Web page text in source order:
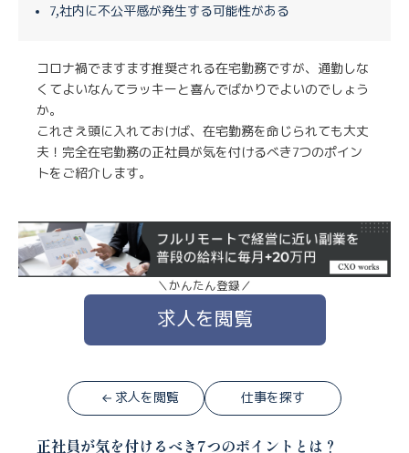
7,社内に不公平感が発生する可能性がある
コロナ禍でますます推奨される在宅勤務ですが、通勤しな
くてよいなんてラッキーと喜んでばかりでよいのでしょう
か。
これさえ頭に入れておけば、在宅勤務を命じられても大丈
夫！完全在宅勤務の正社員が気を付けるべき7つのポイン
トをご紹介します。
＼かんたん登録／
求人を閲覧
求人を閲覧 仕事を探す
正社員が気を付けるべき7つのポイントとは？